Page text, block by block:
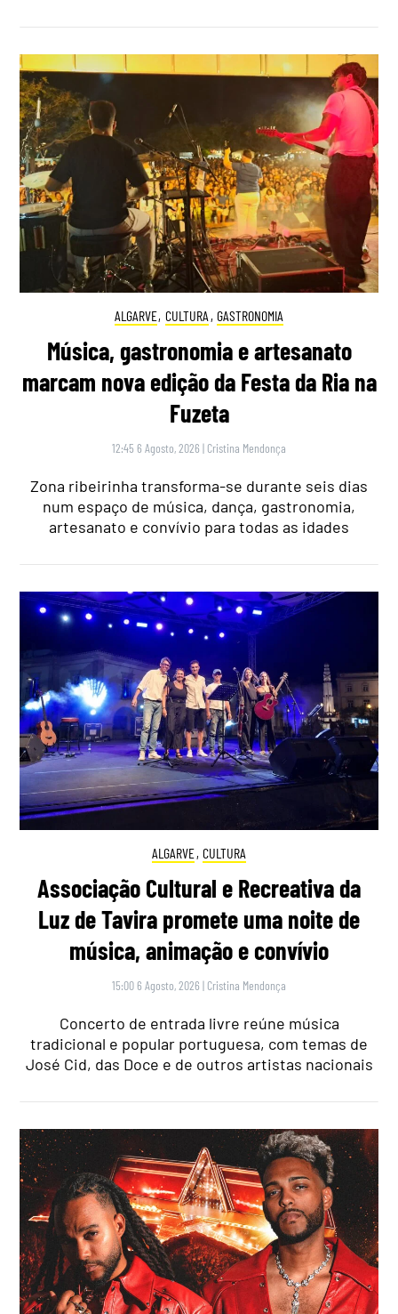
ALGARVE, CULTURA , GASTRONOMIA
Música, gastronomia e artesanato
marcam nova edição da Festa da Ria na
Fuzeta
12:45 6 Agosto, 2026 | Cristina Mendonça
Zona ribeirinha transforma-se durante seis dias
num espaço de música, dança, gastronomia,
artesanato e convívio para todas as idades
ALGARVE, CULTURA
Associação Cultural e Recreativa da
Luz de Tavira promete uma noite de
música, animação e convívio
15:00 6 Agosto, 2026 | Cristina Mendonça
Concerto de entrada livre reúne música
tradicional e popular portuguesa, com temas de
José Cid, das Doce e de outros artistas nacionais